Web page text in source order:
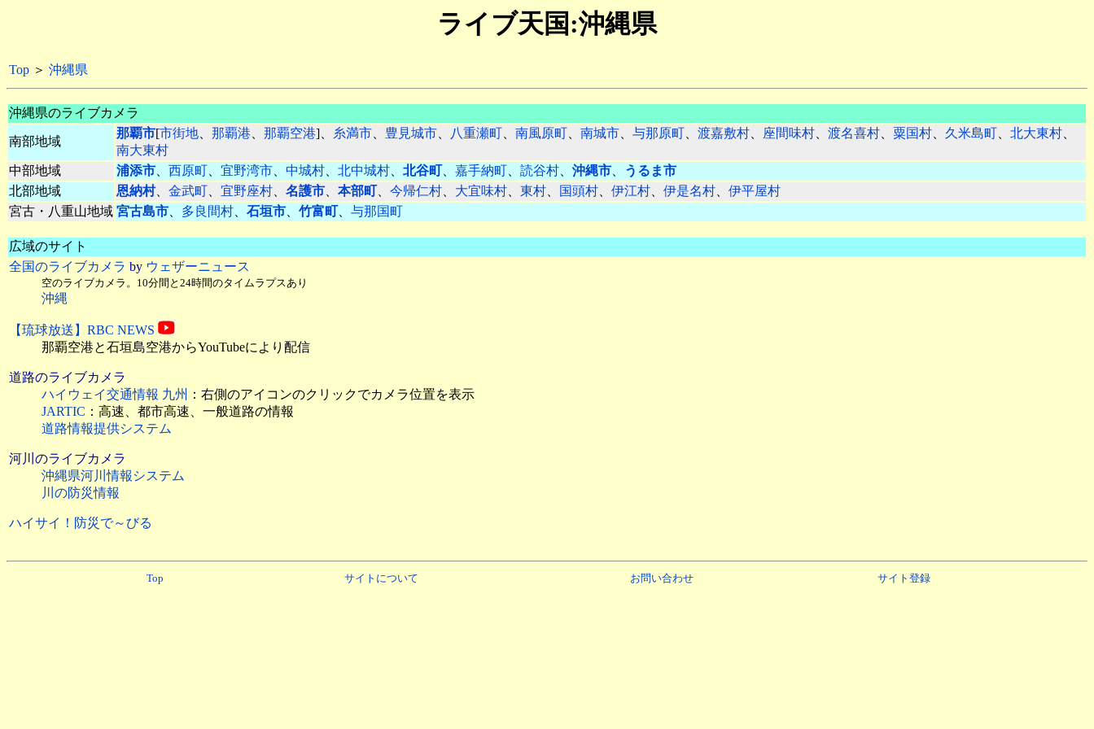
ライブ天国:沖縄県
Top ＞ 沖縄県
沖縄県のライブカメラ
南部地域
那覇市[市街地、 那覇港、 那覇空港]、 糸満市、 豊見城市、 八重瀬町、 南風原町、 南城市、 与那原町、 渡嘉敷村、 座間味村、 渡名喜村、 粟国村、 久米島町、 北大東村、
南大東村
中部地域
浦添市、 西原町、 宜野湾市、 中城村、 北中城村、 北谷町、 嘉手納町、 読谷村、 沖縄市、
うるま市
北部地域
恩納村、 金武町、 宜野座村、 名護市、 本部町、 今帰仁村、 大宜味村、 東村、 国頭村、 伊江村、 伊是名村、 伊平屋村
宮古・八重山地域 宮古島市、 多良間村、 石垣市、 竹富町、 与那国町
広域のサイト
全国のライブカメラ by ウェザーニュース
空のライブカメラ。10分間と24時間のタイムラプスあり
沖縄
【琉球放送】RBC NEWS
那覇空港と石垣島空港からYouTubeにより配信
道路のライブカメラ
ハイウェイ交通情報 九州 ：右側のアイコンのクリックでカメラ位置を表示
JARTIC ：高速、都市高速、一般道路の情報
道路情報提供システム
河川のライブカメラ
沖縄県河川情報システム
川の防災情報
ハイサイ！防災で～びる
Top サイトについて お問い合わせ サイト登録